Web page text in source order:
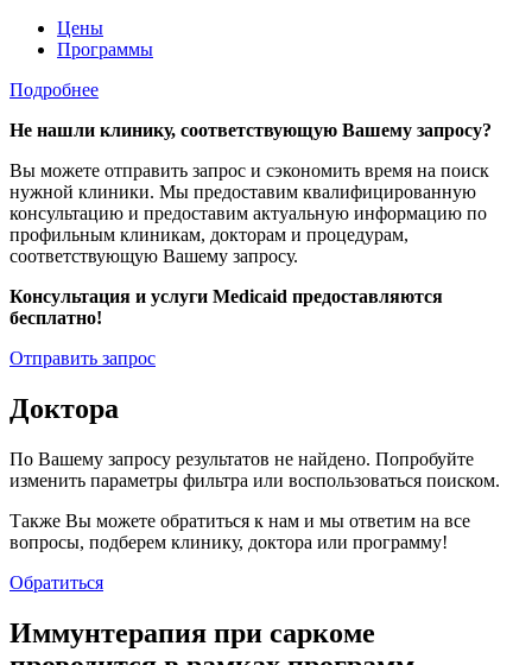
Цены
Программы
Подробнее
Не нашли клинику, соответствующую Вашему запросу?
Вы можете отправить запрос и сэкономить время на поиск
нужной клиники. Мы предоставим квалифицированную
консультацию и предоставим актуальную информацию по
профильным клиникам, докторам и процедурам,
соответствующую Вашему запросу.
Консультация и услуги Medicaid предоставляются
бесплатно!
Отправить запрос
Доктора
По Вашему запросу результатов не найдено. Попробуйте
изменить параметры фильтра или воспользоваться поиском.
Также Вы можете обратиться к нам и мы ответим на все
вопросы, подберем клинику, доктора или программу!
Обратиться
Иммунтерапия при саркоме